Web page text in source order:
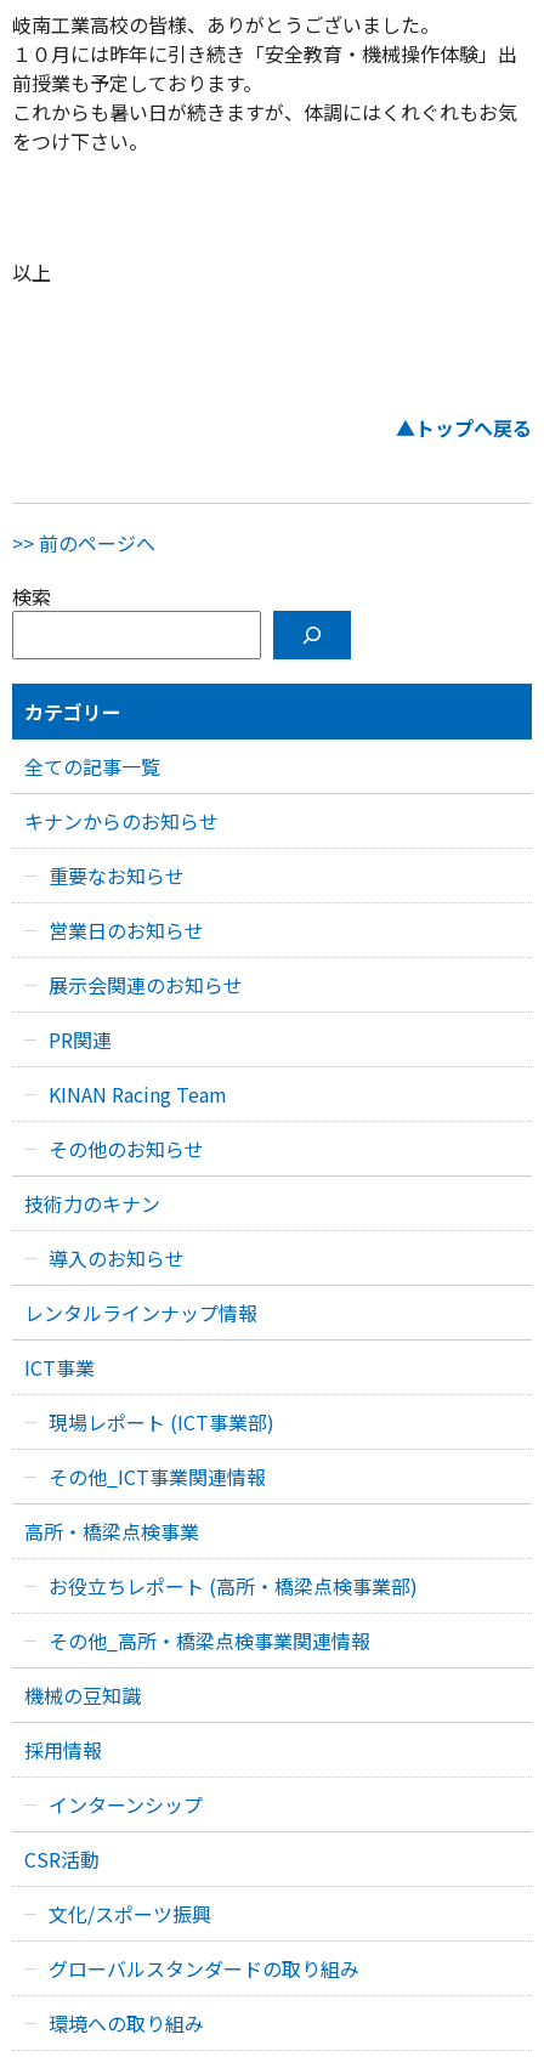
岐南工業高校の皆様、ありがとうございました。
１０月には昨年に引き続き「安全教育・機械操作体験」出
前授業も予定しております。
これからも暑い日が続きますが、体調にはくれぐれもお気
をつけ下さい。
以上
▲トップへ戻る
>> 前のページへ
検索
カテゴリー
全ての記事一覧
キナンからのお知らせ
重要なお知らせ
営業日のお知らせ
展示会関連のお知らせ
PR関連
KINAN Racing Team
その他のお知らせ
技術力のキナン
導入のお知らせ
レンタルラインナップ情報
ICT事業
現場レポート (ICT事業部)
その他_ICT事業関連情報
高所・橋梁点検事業
お役立ちレポート (高所・橋梁点検事業部)
その他_高所・橋梁点検事業関連情報
機械の豆知識
採用情報
インターンシップ
CSR活動
文化/スポーツ振興
グローバルスタンダードの取り組み
環境への取り組み